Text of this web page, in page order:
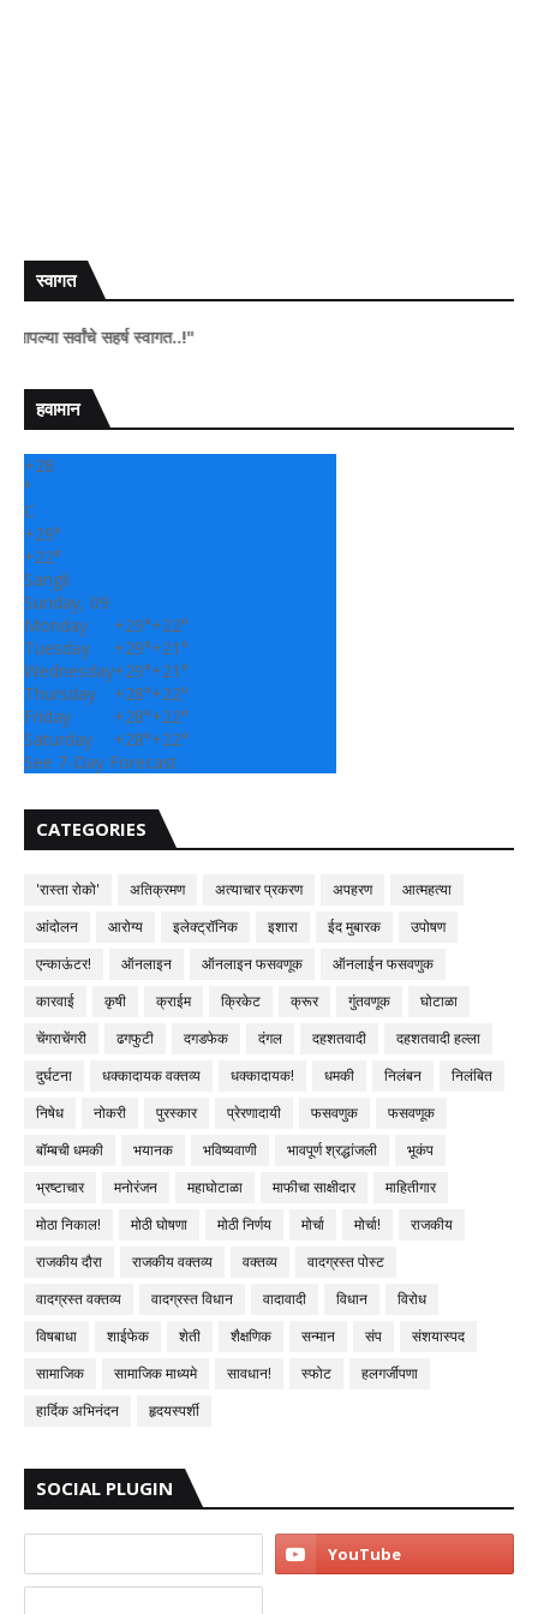
स्वागत
सहर्ष स्वागत..!"
हवामान
+28
°
C
+29°
+22°
Sangli
Sunday, 09
Monday
+29°+22°
Tuesday
+29°+21°
Wednesday+29°+21°
Thursday
+28°+22°
Friday
+28°+22°
Saturday
+28°+22°
See 7-Day Forecast
CATEGORIES
'रास्ता रोको' अतिक्रमण अत्याचार प्रकरण अपहरण
आत्महत्या
आंदोलन
आरोग्य इलेक्ट्रॉनिक इशारा ईद मुबारक
उपोषण
एन्काऊंटर!
ऑनलाइन ऑनलाइन फसवणूक
ऑनलाईन फसवणुक
कारवाई
कृषी क्राईम क्रिकेट क्रूर गुंतवणूक
घोटाळा
चेंगराचेंगरी
ढगफुटी दगडफेक दंगल दहशतवादी
दहशतवादी हल्ला
दुर्घटना
धक्कादायक वक्तव्य धक्कादायक! धमकी निलंबन
निलंबित
निषेध
नोकरी पुरस्कार प्रेरणादायी फसवणुक
फसवणूक
बॉम्बची धमकी
भयानक भविष्यवाणी भावपूर्ण श्रद्धांजली
भूकंप
भ्रष्टाचार
मनोरंजन महाघोटाळा माफीचा साक्षीदार
माहितीगार
मोठा निकाल!
मोठी घोषणा मोठी निर्णय मोर्चा मोर्चा!
राजकीय
राजकीय दौरा
राजकीय वक्तव्य वक्तव्य
वादग्रस्त पोस्ट
वादग्रस्त वक्तव्य
वादग्रस्त विधान वादावादी विधान
विरोध
विषबाधा
शाईफेक शेती शैक्षणिक सन्मान संप
संशयास्पद
सामाजिक
सामाजिक माध्यमे सावधान! स्फोट
हलगर्जीपणा
हार्दिक अभिनंदन
हृदयस्पर्शी
SOCIAL PLUGIN